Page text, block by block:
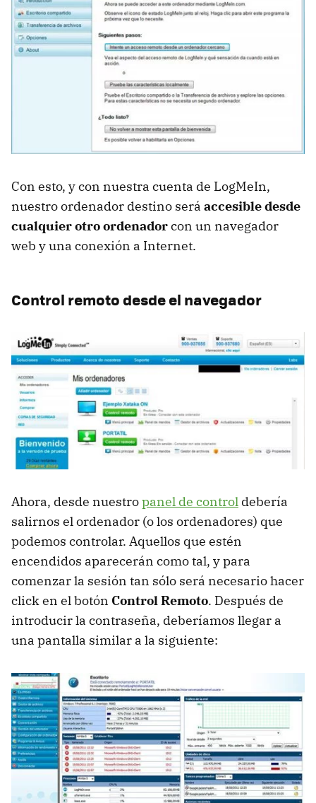
Con esto, y con nuestra cuenta de LogMeIn,
nuestro ordenador destino será accesible desde
cualquier otro ordenadorcon un navegador
web y una conexión a Internet.
Control remoto desde el navegador
Ahora, desde nuestropanel de control debería
salirnos el ordenador (o los ordenadores) que
podemos controlar. Aquellos que estén
encendidos aparecerán como tal, y para
comenzar la sesión tan sólo será necesario hacer
click en el botón Control Remoto. Después de
introducir la contraseña, deberíamos llegar a
una pantalla similar a la siguiente: